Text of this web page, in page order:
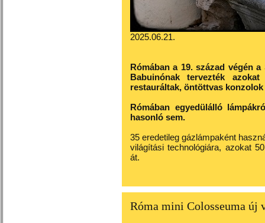
2025.06.21.
Rómában a 19. század végén
Babuinónak tervezték
restauráltak, öntöttvas
Rómában egyedülálló
hasonló sem.
35 eredetileg gázlámpaként
világítási technológiára, azokat
át.
Róma mini Colosseuma új